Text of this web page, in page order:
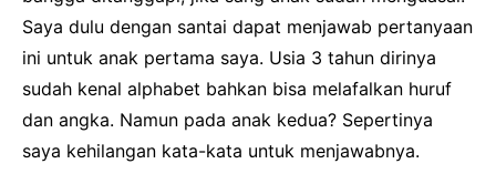
Saya dulu dengan santai dapat menjawab pertanyaan
ini untuk anak pertama saya. Usia 3 tahun dirinya
sudah kenal alphabet bahkan bisa melafalkan huruf
dan angka. Namun pada anak kedua? Sepertinya
saya kehilangan kata-kata untuk menjawabnya.